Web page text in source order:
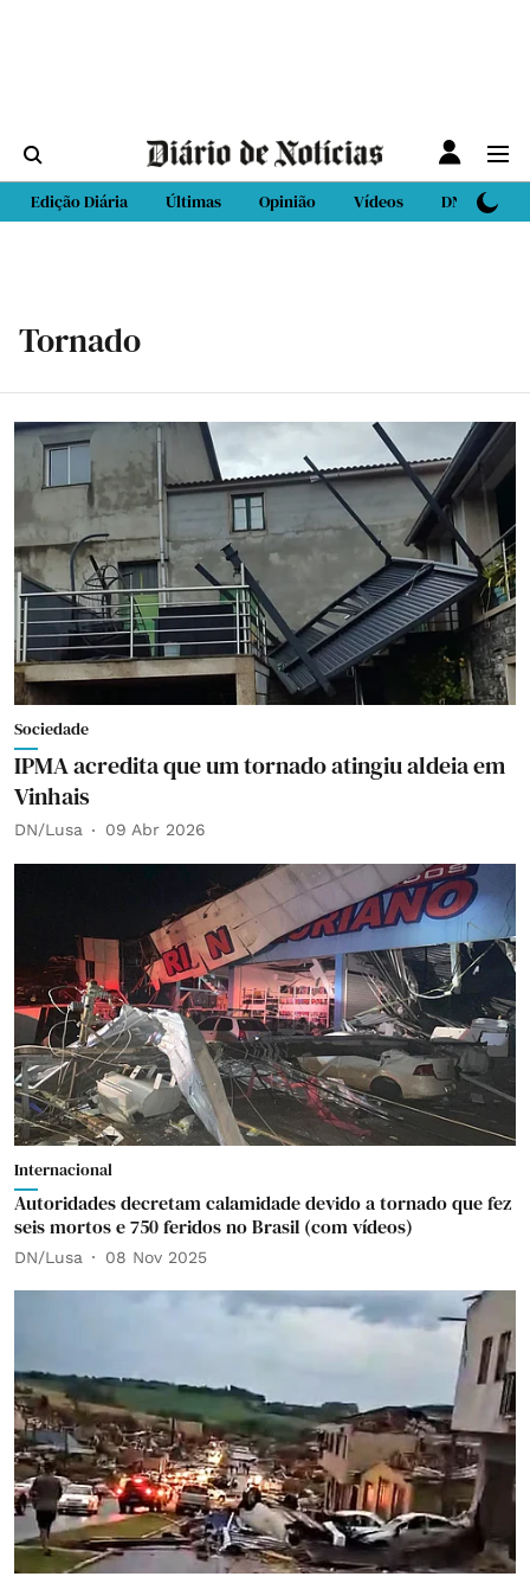
Edição Diária Últimas Opinião Vídeos DN Sport
Tornado
Sociedade
IPMA acredita que um tornado atingiu aldeia em
Vinhais
DN/Lusa 09 Abr 2026
Internacional
Autoridades decretam calamidade devido a tornado que fez
seis mortos e 750 feridos no Brasil (com vídeos)
DN/Lusa 08 Nov 2025